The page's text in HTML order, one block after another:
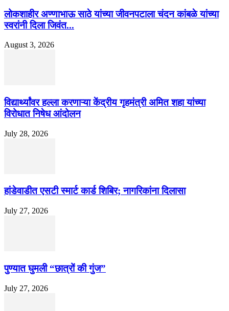
लोकशाहीर अण्णाभाऊ साठे यांच्या जीवनपटाला चंदन कांबळे यांच्या
स्वरांनी दिला जिवंत...
August 3, 2026
विद्यार्थ्यांवर हल्ला करणाऱ्या केंद्रीय गृहमंत्री अमित शहा यांच्या
विरोधात निषेध आंदोलन
July 28, 2026
हांडेवाडीत एसटी स्मार्ट कार्ड शिबिर; नागरिकांना दिलासा
July 27, 2026
पुण्यात घुमली “छात्रों की गुंज”
July 27, 2026